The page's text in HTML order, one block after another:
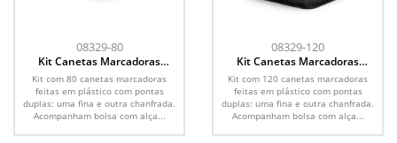
08329-80
Kit Canetas Marcadoras
Pontas Duplas com 80 Cores
Kit com 80 canetas marcadoras
feitas em plástico com pontas
duplas: uma fina e outra chanfrada.
Acompanham bolsa com alça...
08329-120
Kit Canetas Marcadoras
Pontas Duplas com 120 Cores
Kit com 120 canetas marcadoras
feitas em plástico com pontas
duplas: uma fina e outra chanfrada.
Acompanham bolsa com alça...